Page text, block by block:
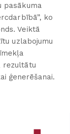
pasākuma
ko
Veiktā
uzlabojumu
rezultātu
ģenerēšanai.